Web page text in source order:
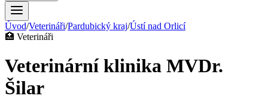
Úvod/Veterináři/Pardubický kraj/Ústí nad Orlicí
🏥 Veterináři
Veterinární klinika MVDr.
Šilar